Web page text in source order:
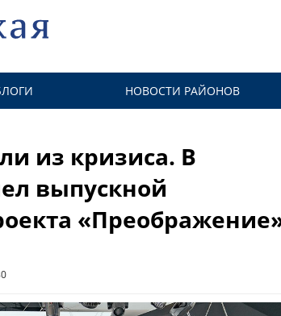
НОВОСТИ РАЙОНОВ
из кризиса. В
выпускной